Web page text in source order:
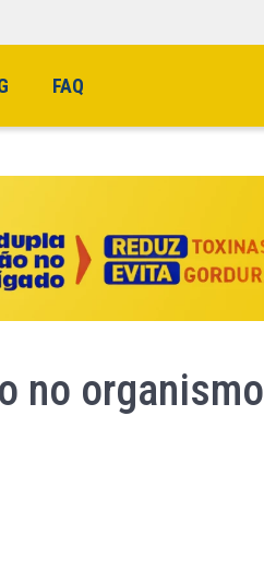
FAQ
no organismo